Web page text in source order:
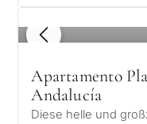
1 / 8
Apartamento
Andalucía
Diese helle und